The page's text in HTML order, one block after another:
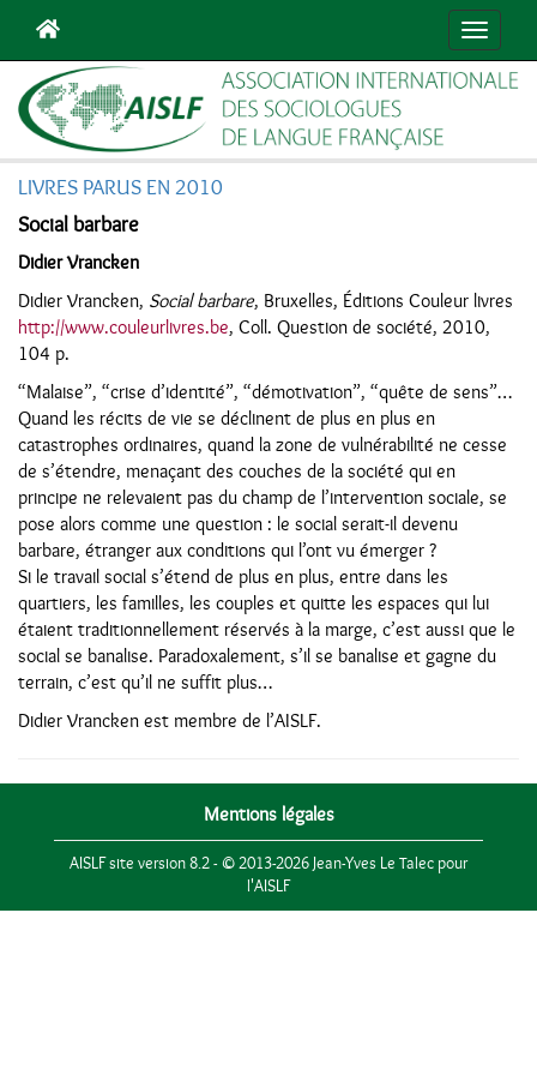
LIVRES PARUS EN 2010
Social barbare
Didier Vrancken
Didier Vrancken, Social barbare, Bruxelles, Éditions Couleur livres
http://www.couleurlivres.be, Coll. Question de société, 2010,
104 p.
“Malaise”, “crise d’identité”, “démotivation”, “quête de sens”…
Quand les récits de vie se déclinent de plus en plus en
catastrophes ordinaires, quand la zone de vulnérabilité ne cesse
de s’étendre, menaçant des couches de la société qui en
principe ne relevaient pas du champ de l’intervention sociale, se
pose alors comme une question : le social serait-il devenu
barbare, étranger aux conditions qui l’ont vu émerger ?
Si le travail social s’étend de plus en plus, entre dans les
quartiers, les familles, les couples et quitte les espaces qui lui
étaient traditionnellement réservés à la marge, c’est aussi que le
social se banalise. Paradoxalement, s’il se banalise et gagne du
terrain, c’est qu’il ne suffit plus…
Didier Vrancken est membre de l’AISLF.
Mentions légales
AISLF site version 8.2 - © 2013-2026 Jean-Yves Le Talec pour
l'AISLF